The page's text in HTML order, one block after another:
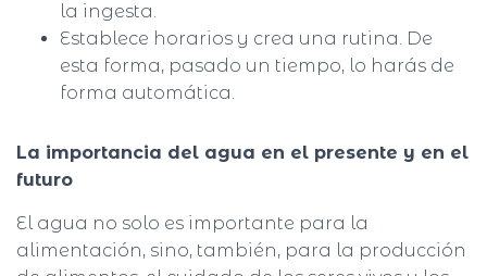
la ingesta.
Establece horarios y crea una rutina. De
esta forma, pasado un tiempo, lo harás de
forma automática.
La importancia del agua en el presente y en el
futuro
El agua no solo es importante para la
alimentación, sino, también, para la producción